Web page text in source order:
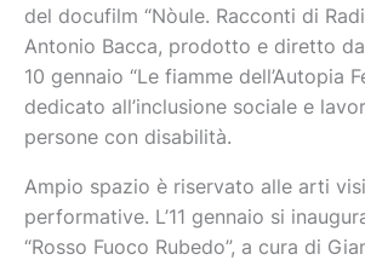
del docufilm “Nòule. Racconti di
Antonio Bacca, prodotto e diretto da
10 gennaio “Le fiamme dell’Autopia
dedicato all’inclusione sociale e
persone con disabilità.
Ampio spazio è riservato alle arti
performative. L’11 gennaio si
“Rosso Fuoco Rubedo”, a cura di